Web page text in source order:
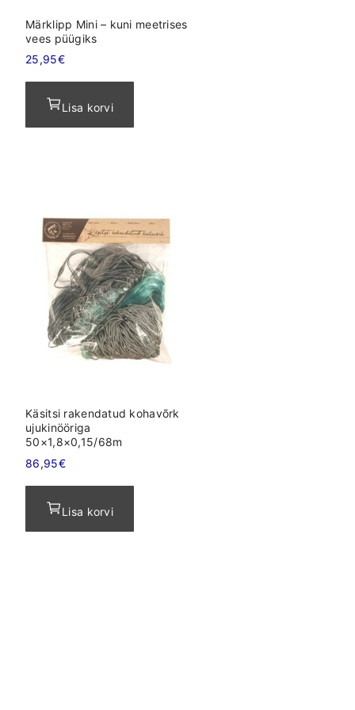
Märklipp Mini – kuni meetrises
vees püügiks
25,95€
Lisa korvi
Käsitsi rakendatud kohavõrk
ujukinööriga
50×1,8×0,15/68m
86,95€
Lisa korvi